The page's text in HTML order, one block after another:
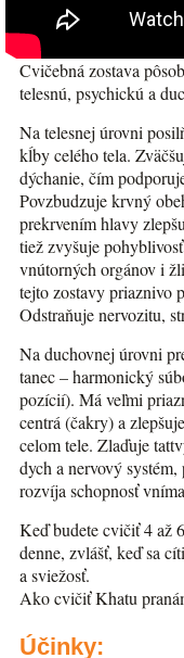
Cvičebná zostava
telesnú, psychickú a
Na telesnej úrovni
kĺby celého tela.
dýchanie, čím
Povzbudzuje krvný
prekrvením hlavy
tiež zvyšuje
vnútorných orgánov i
tejto zostavy priaznivo
Odstraňuje nervozitu,
Na duchovnej úrovni
tanec – harmonický
pozícií). Má veľmi
centrá (čakry) a
celom tele. Zlaďuje
dych a nervový
rozvíja schopnosť
Keď budete cvičiť 4 až
denne, zvlášť, keď sa
a sviežosť.
Ako cvičiť Khatu
Účinky: